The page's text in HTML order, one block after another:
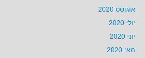
אוגוסט 2020
יולי 2020
יוני 2020
מאי 2020